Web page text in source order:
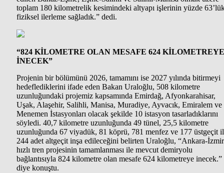
toplam 180 kilometrelik kesimindeki altyapı işlerinin yüzde
fiziksel ilerleme sağladık.” dedi.
“824 KİLOMETRE OLAN MESAFE 624 KİLOMETREYE
İNECEK”
Projenin bir bölümünü 2026, tamamını ise 2027 yılında bitirmeyi
hedeflediklerini ifade eden Bakan Uraloğlu, 508 kilometre
uzunluğundaki projemiz kapsamında Emirdağ, Afyonkarahisar,
Uşak, Alaşehir, Salihli, Manisa, Muradiye, Ayvacık, Emiralem ve
Menemen İstasyonları olacak şekilde 10 istasyon tasarladıklarını
söyledi. 40,7 kilometre uzunluğunda 49 tünel, 25,5 kilometre
uzunluğunda 67 viyadük, 81 köprü, 781 menfez ve 177 üstgeçit
244 adet altgeçit inşa edileceğini belirten Uraloğlu, “Ankara-İzmir
hızlı tren projesinin tamamlanması ile mevcut demiryolu
bağlantısıyla 824 kilometre olan mesafe 624 kilometreye inecek.”
diye konuştu.